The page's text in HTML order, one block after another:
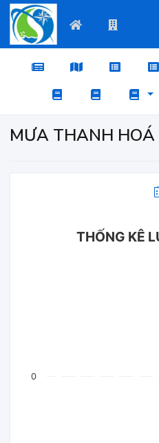
MƯA THANH HOÁ
THỐNG KÊ
0